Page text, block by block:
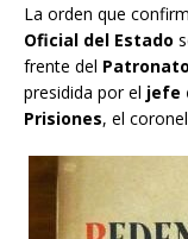
La orden que
Oficial del Estado
frente del Patronato
presidida por el jefe
Prisiones, el coronel